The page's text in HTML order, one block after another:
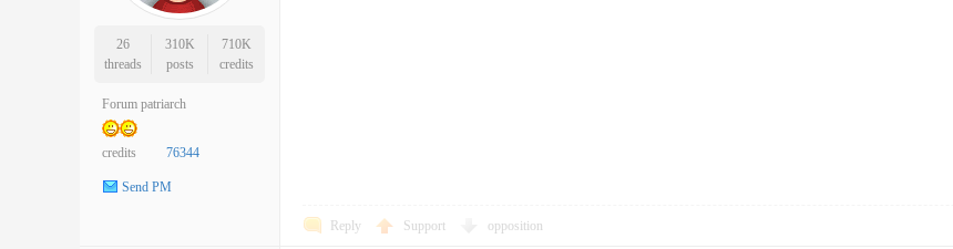
26
threads
310K
posts
710K
credits
Forum patriarch
credits 76344
Send PM
Reply Support opposition